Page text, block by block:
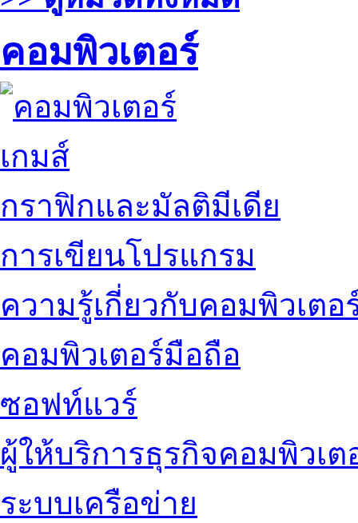
คอมพิวเตอร์
เกมส์
กราฟิกและมัลติมีเดีย
การเขียนโปรแกรม
ความรู้เกี่ยวกับคอมพิวเตอ
คอมพิวเตอร์มือถือ
ซอฟท์แวร์
ผู้ให้บริการธุรกิจคอมพิวเต
ระบบเครือข่าย